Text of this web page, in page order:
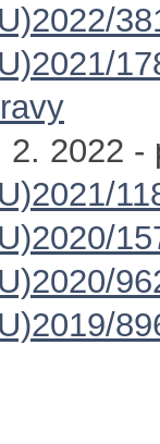
2. 2022 -